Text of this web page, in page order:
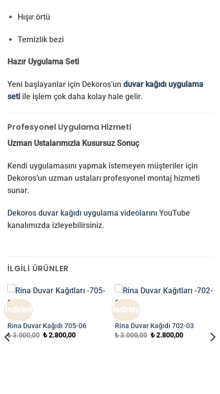
Hışır örtü
Temizlik bezi
Hazır Uygulama Seti
Yeni başlayanlar için Dekoros’un duvar kağıdı uygulama
seti ile işlem çok daha kolay hale gelir.
Profesyonel Uygulama Hizmeti
Uzman Ustalarımızla Kusursuz Sonuç
Kendi uygulamasını yapmak istemeyen müşteriler için
Dekoros’un uzman ustaları profesyonel montaj hizmeti
sunar.
Dekoros duvar kağıdı uygulama videolarını YouTube
kanalımızda izleyebilirsiniz.
İLGILI ÜRÜNLER
İndirim!
RINA
Rina Duvar Kağıdı 705-06
₺3.000,00 Orijinal
₺2.800,00Şu
İndirim!
RINA
Rina Duvar Kağıdı 702-03
₺3.000,00 Orijinal
₺2.800,00Şu